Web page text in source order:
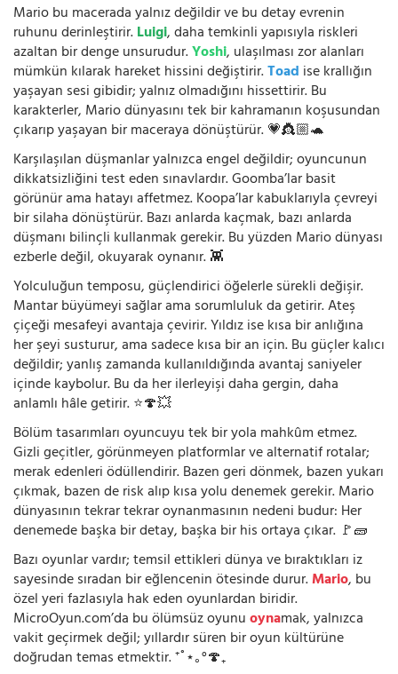
Mario bu macerada yalnız değildir ve bu detay evrenin
ruhunu derinleştirir.Luigi, daha temkinli yapısıyla riskleri
azaltan bir denge unsurudur.Yoshi, ulaşılması zor alanları
mümkün kılarak hareket hissini değiştirir.Toad ise krallığın
yaşayan sesi gibidir; yalnız olmadığını hissettirir. Bu
karakterler, Mario dünyasını tek bir kahramanın koşusundan
çıkarıp yaşayan bir maceraya dönüştürür. 💗👸🏼🐢
Karşılaşılan düşmanlar yalnızca engel değildir; oyuncunun
dikkatsizliğini test eden sınavlardır. Goomba’lar basit
görünür ama hatayı affetmez. Koopa’lar kabuklarıyla çevreyi
bir silaha dönüştürür. Bazı anlarda kaçmak, bazı anlarda
düşmanı bilinçli kullanmak gerekir. Bu yüzden Mario dünyası
ezberle değil, okuyarak oynanır. 👾
Yolculuğun temposu, güçlendirici öğelerle sürekli değişir.
Mantar büyümeyi sağlar ama sorumluluk da getirir. Ateş
çiçeği mesafeyi avantaja çevirir. Yıldız ise kısa bir anlığına
her şeyi susturur, ama sadece kısa bir an için. Bu güçler kalıcı
değildir; yanlış zamanda kullanıldığında avantaj saniyeler
içinde kaybolur. Bu da her ilerleyişi daha gergin, daha
anlamlı hâle getirir. ⭐🍄💥
Bölüm tasarımları oyuncuyu tek bir yola mahkûm etmez.
Gizli geçitler, görünmeyen platformlar ve alternatif rotalar;
merak edenleri ödüllendirir. Bazen geri dönmek, bazen yukarı
çıkmak, bazen de risk alıp kısa yolu denemek gerekir. Mario
dünyasının tekrar tekrar oynanmasının nedeni budur: Her
denemede başka bir detay, başka bir his ortaya çıkar. 🚩🧱
Bazı oyunlar vardır; temsil ettikleri dünya ve bıraktıkları iz
sayesinde sıradan bir eğlencenin ötesinde durur.Mario, bu
özel yeri fazlasıyla hak eden oyunlardan biridir.
MicroOyun.com’da bu ölümsüz oyunuoynamak, yalnızca
vakit geçirmek değil; yıllardır süren bir oyun kültürüne
doğrudan temas etmektir. ⁺˚⋆｡°🍄₊